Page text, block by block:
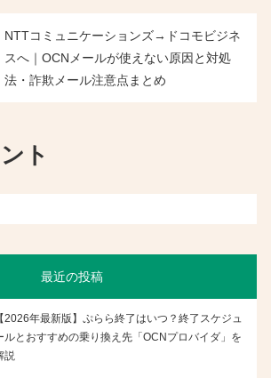
NTTコミュニケーションズ→ドコモビジネ
スへ｜OCNメールが使えない原因と対処
法・詐欺メール注意点まとめ
ト
最近の投稿
【2026年最新版】ぷらら終了はいつ？終了スケジュ
ルとおすすめの乗り換え先「OCNプロバイダ」を
説